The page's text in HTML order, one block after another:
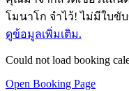
โมนาโก จำไว้! ไม่มีใบขั
ดูข้อมูลเพิ่มเติม.
Could not load booking
Open Booking Page